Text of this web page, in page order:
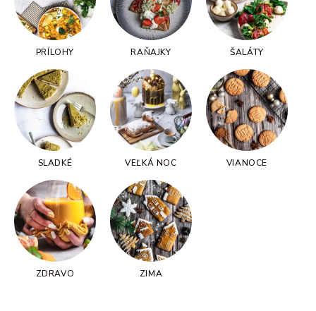
PRÍLOHY RAŇAJKY ŠALÁTY
SLADKÉ VEĽKÁ NOC VIANOCE
ZDRAVO ZIMA